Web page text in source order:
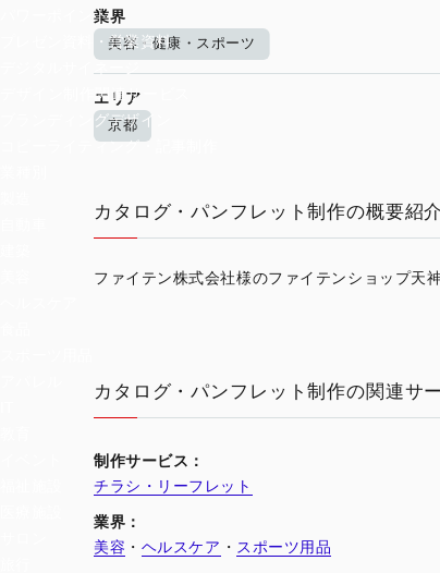
パワーポイント
プレゼン資料・営業資料
デザイン制作関連サービス
ブランディングデザイン
コピーライティング・記事制作
業界
美容・健康・スポーツ
エリア
京都
カタログ・パンフレット制作の概要紹介
ファイテン株式会社様のファイテンショップ天
カタログ・パンフレット制作の関連サ
制作サービス：
チラシ・リーフレット
業界：
美容 ・ ヘルスケア ・ スポーツ用品